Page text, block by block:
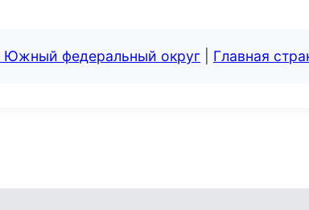
Южный федеральный округ Главная